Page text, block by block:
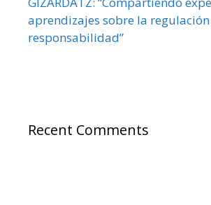
aprendizajes sobre la
responsabilidad”
Recent Comments